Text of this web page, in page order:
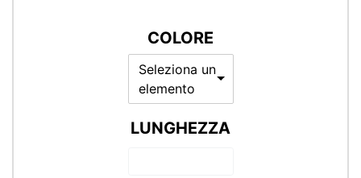
COLORE
Seleziona un
elemento
LUNGHEZZA